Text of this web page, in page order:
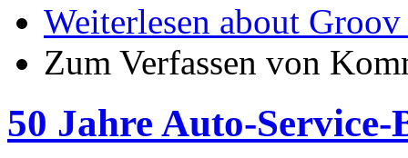
Weiterlesen about Groov
Zum Verfassen von
50 Jahre Auto-Service-